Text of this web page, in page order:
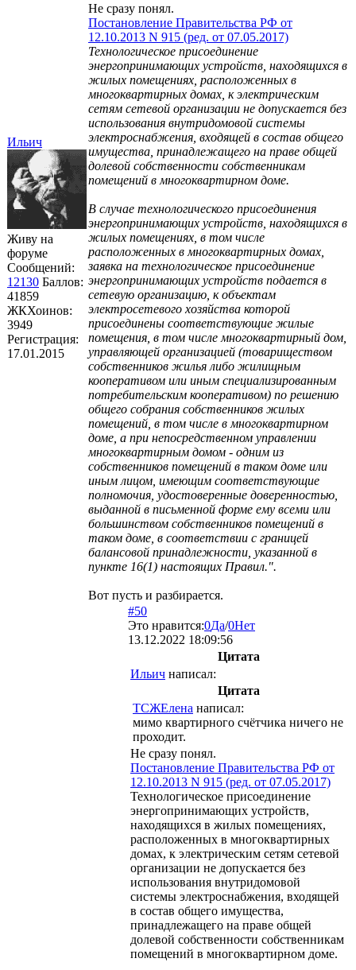
Ильич
Живу на
форуме
Сообщений:
12130 Баллов:
41859
ЖКХоинов:
3949
Регистрация:
17.01.2015
Не сразу понял.
Постановление Правительства РФ от
12.10.2013 N 915 (ред. от 07.05.2017)
Технологическое присоединение
энергопринимающих устройств, находящихся в
жилых помещениях, расположенных в
многоквартирных домах, к электрическим
сетям сетевой организации не допускается без
использования внутридомовой системы
электроснабжения, входящей в состав общего
имущества, принадлежащего на праве общей
долевой собственности собственникам
помещений в многоквартирном доме.
В случае технологического присоединения
энергопринимающих устройств, находящихся в
жилых помещениях, в том числе
расположенных в многоквартирных домах,
заявка на технологическое присоединение
энергопринимающих устройств подается в
сетевую организацию, к объектам
электросетевого хозяйства которой
присоединены соответствующие жилые
помещения, в том числе многоквартирный дом,
управляющей организацией (товариществом
собственников жилья либо жилищным
кооперативом или иным специализированным
потребительским кооперативом) по решению
общего собрания собственников жилых
помещений, в том числе в многоквартирном
доме, а при непосредственном управлении
многоквартирным домом - одним из
собственников помещений в таком доме или
иным лицом, имеющим соответствующие
полномочия, удостоверенные доверенностью,
выданной в письменной форме ему всеми или
большинством собственников помещений в
таком доме, в соответствии с границей
балансовой принадлежности, указанной в
пункте 16(1) настоящих Правил.".
Вот пусть и разбирается.
#50
Это нравится:0Да/0Нет
13.12.2022 18:09:56
Цитата
Ильич написал:
Цитата
ТСЖЕлена написал:
мимо квартирного счётчика ничего не
проходит.
Не сразу понял.
Постановление Правительства РФ от
12.10.2013 N 915 (ред. от 07.05.2017)
Технологическое присоединение
энергопринимающих устройств,
находящихся в жилых помещениях,
расположенных в многоквартирных
домах, к электрическим сетям сетевой
организации не допускается без
использования внутридомовой
системы электроснабжения, входящей
в состав общего имущества,
принадлежащего на праве общей
долевой собственности собственникам
помещений в многоквартирном доме.